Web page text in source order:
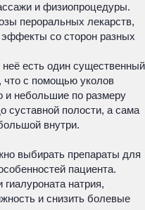
и физиопроцедуры.
пероральных лекарств,
со сторон разных
есть один существенный
что с помощью уколов
и небольшие по размеру
суставной полости, а сама
внутри.
выбирать препараты для
пациента.
натрия,
и снизить болевые